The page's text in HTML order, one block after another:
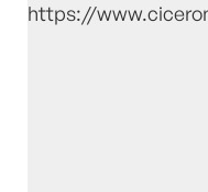
https://